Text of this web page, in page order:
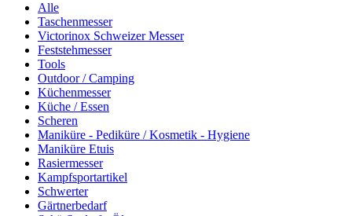
Alle
Taschenmesser
Victorinox Schweizer Messer
Feststehmesser
Tools
Outdoor / Camping
Küchenmesser
Küche / Essen
Scheren
Maniküre - Pediküre / Kosmetik - Hygiene
Maniküre Etuis
Rasiermesser
Kampfsportartikel
Schwerter
Gärtnerbedarf